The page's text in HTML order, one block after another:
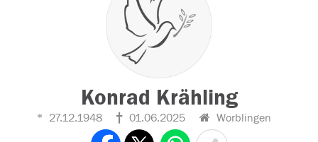
Konrad Krähling
27.12.1948 01.06.2025 Worblingen